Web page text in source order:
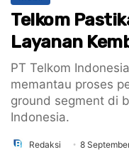
Telkom
Layanan
PT Telkom
memantau proses
ground segment di
Indonesia.
Redaksi 8